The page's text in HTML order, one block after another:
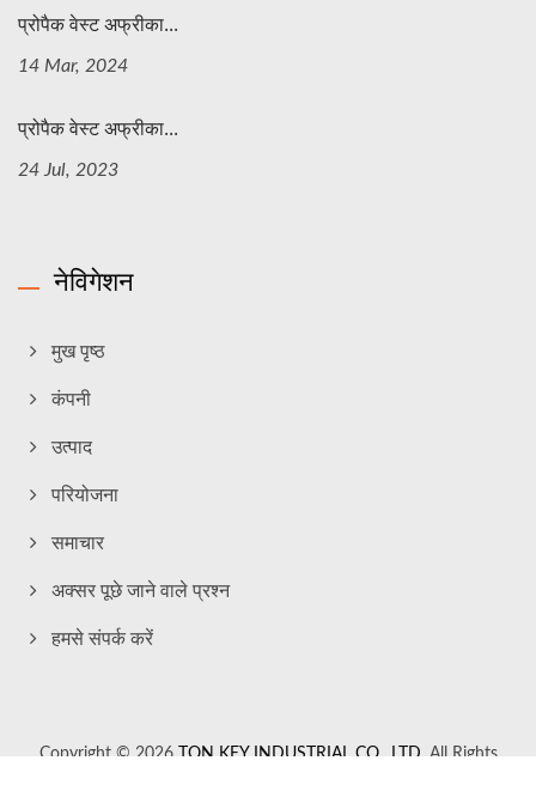
प्रोपैक वेस्ट अफ्रीका...
14 Mar, 2024
प्रोपैक वेस्ट अफ्रीका...
24 Jul, 2023
नेविगेशन
मुख पृष्ठ
कंपनी
उत्पाद
परियोजना
समाचार
अक्सर पूछे जाने वाले प्रश्न
हमसे संपर्क करें
Copyright © 2026 TON KEY INDUSTRIAL CO., LTD. All Rights